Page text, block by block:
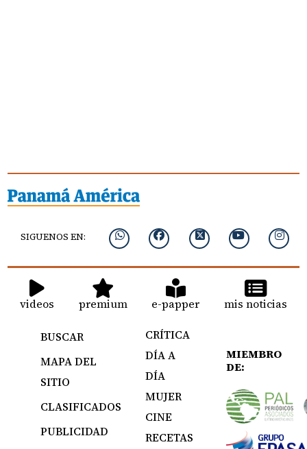
SIGUENOS EN:
videos premium e-papper mis noticias
BUSCAR
MAPA DEL
SITIO
CLASIFICADOS
PUBLICIDAD
CRÍTICA
DÍA A
DÍA
MUJER
CINE
RECETAS
MIEMBRO
DE: